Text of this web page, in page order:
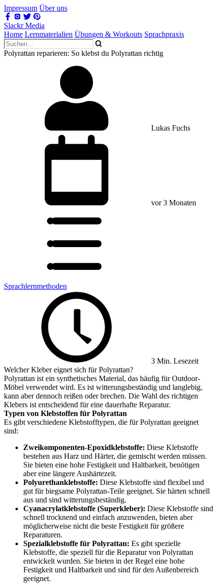
Impressum Über uns
Slackr Media
Home Lernmaterialien Übungen & Workouts Sprachpraxis
Polyrattan reparieren: So klebst du Polyrattan richtig
Lukas Fuchs
vor 3 Monaten
Sprachlernmethoden
3 Min. Lesezeit
Welcher Kleber eignet sich für Polyrattan?
Polyrattan ist ein synthetisches Material, das häufig für Outdoor-
Möbel verwendet wird. Es ist witterungsbeständig und langlebig,
kann aber dennoch reißen oder brechen. Die Wahl des richtigen
Klebers ist entscheidend für eine dauerhafte Reparatur.
Typen von Klebstoffen für Polyrattan
Es gibt verschiedene Klebstofftypen, die für Polyrattan geeignet
sind:
Zweikomponenten-Epoxidklebstoffe: Diese Klebstoffe
bestehen aus Harz und Härter, die gemischt werden müssen.
Sie bieten eine hohe Festigkeit und Haltbarkeit, benötigen
aber eine längere Aushärtezeit.
Polyurethanklebstoffe: Diese Klebstoffe sind flexibel und
gut für biegsame Polyrattan-Teile geeignet. Sie härten schnell
aus und sind witterungsbeständig.
Cyanacrylatklebstoffe (Superkleber): Diese Klebstoffe sind
schnell trocknend und einfach anzuwenden, bieten aber
möglicherweise nicht die beste Festigkeit für größere
Reparaturen.
Spezialklebstoffe für Polyrattan: Es gibt spezielle
Klebstoffe, die speziell für die Reparatur von Polyrattan
entwickelt wurden. Sie bieten in der Regel eine hohe
Festigkeit und Haltbarkeit und sind für den Außenbereich
geeignet.